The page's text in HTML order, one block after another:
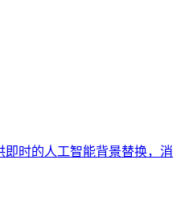
即时的人工智能背景替换，消